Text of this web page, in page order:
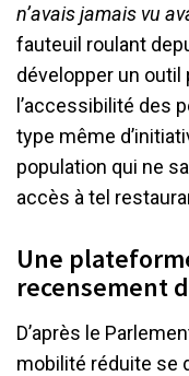
n’avais jamais vu
fauteuil roulant
développer un outil
l’accessibilité des
type même
population qui ne
accès à tel
Une
recensement
D’après le
mobilité réduite se